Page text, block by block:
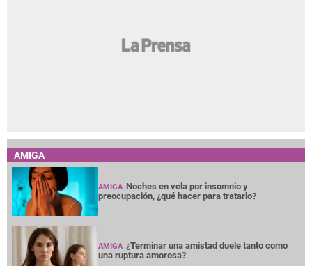
AMIGA
AMIGA Noches en vela por insomnio y
preocupación, ¿qué hacer para tratarlo?
AMIGA ¿Terminar una amistad duele tanto como
una ruptura amorosa?